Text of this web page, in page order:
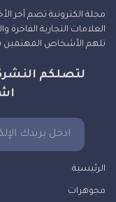
مجلة الكترونية تضم آخر
العلامات التجارية الفاخرة
تلهم الأشخاص المهتمين
لتصلكم
الرئيسية
مجوهرات